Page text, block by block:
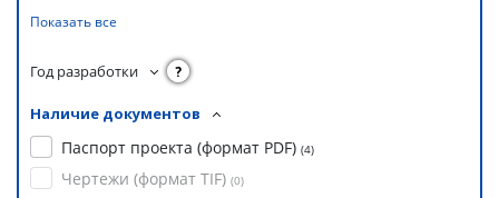
Показать все
Год разработки ?
Наличие документов
Паспорт проекта (формат PDF) (4)
Чертежи (формат TIF) (0)